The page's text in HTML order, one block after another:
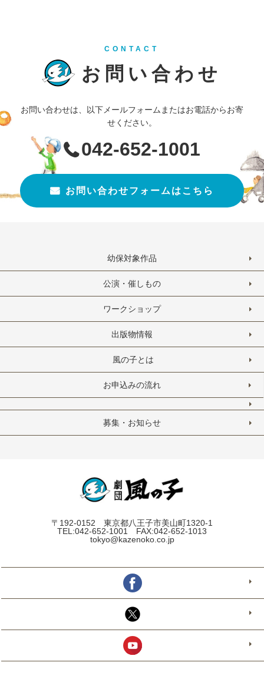
CONTACT
お問い合わせ
お問い合わせは、以下メールフォームまたはお電話からお寄
せください。
042-652-1001
お問い合わせフォームはこちら
幼保対象作品
公演・催しもの
ワークショップ
出版物情報
風の子とは
お申込みの流れ
募集・お知らせ
〒192-0152 東京都八王子市美山町1320-1
TEL:042-652-1001 FAX:042-652-1013
tokyo@kazenoko.co.jp